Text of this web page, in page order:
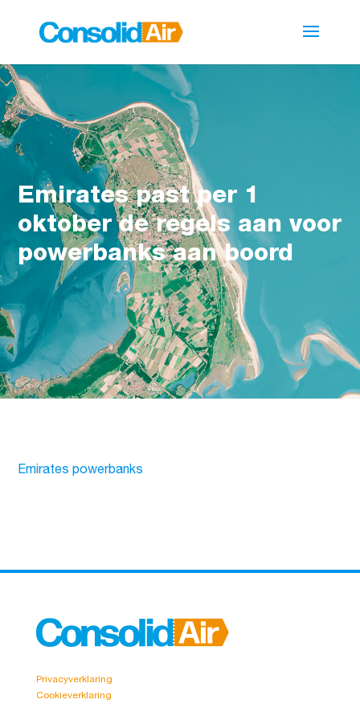
Emirates past per 1
oktober de regels aan voor
powerbanks aan boord
Emirates powerbanks
Privacyverklaring
Cookieverklaring